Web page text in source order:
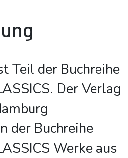
Teil der Buchreihe
Der Verlag
der Buchreihe
Werke aus